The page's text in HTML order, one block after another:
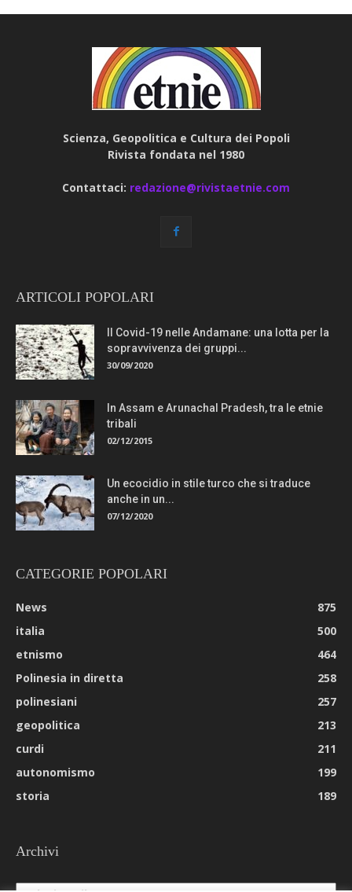
Scienza, Geopolitica e Cultura dei Popoli
Rivista fondata nel 1980
Contattaci: redazione@rivistaetnie.com
ARTICOLI POPOLARI
Il Covid-19 nelle Andamane: una lotta per la
sopravvivenza dei gruppi...
30/09/2020
In Assam e Arunachal Pradesh, tra le etnie
tribali
02/12/2015
Un ecocidio in stile turco che si traduce
anche in un...
07/12/2020
CATEGORIE POPOLARI
News
875
italia
500
etnismo
464
Polinesia in diretta
258
polinesiani
257
geopolitica
213
curdi
211
autonomismo
199
storia
189
Archivi
Archivi